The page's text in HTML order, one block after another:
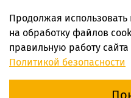
Политика
Публичная оферта
Пользовательское
Интернет-магазин
Продолжая использовать
на обработку файлов
правильную работу
Политикой безопасности